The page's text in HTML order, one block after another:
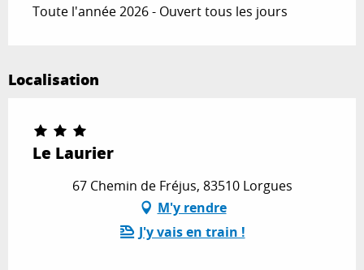
Toute l'année 2026 - Ouvert tous les jours
Localisation
Le Laurier
67 Chemin de Fréjus, 83510 Lorgues
M'y rendre
J'y vais en train !